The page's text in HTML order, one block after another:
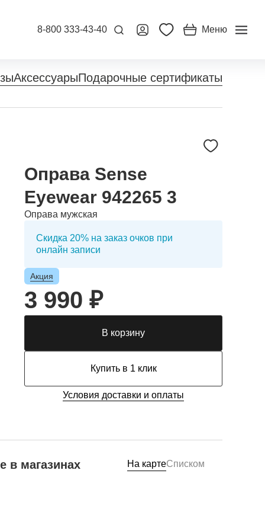
8-800 333-43-40 Меню
АксессуарыПодарочные сертификаты
Оправа Sense
Eyewear 942265 3
Оправа мужская
Скидка 20% на заказ очков при
онлайн записи
Акция
3 990 ₽
В корзину
Купить в 1 клик
Условия доставки и оплаты
в магазинах На картеСписком